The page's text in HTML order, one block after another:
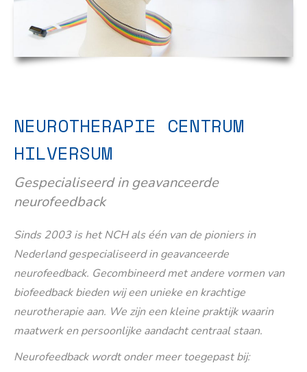
NEUROTHERAPIE CENTRUM
HILVERSUM
Gespecialiseerd in geavanceerde
neurofeedback
Sinds 2003 is het NCH als één van de pioniers in
Nederland gespecialiseerd in geavanceerde
neurofeedback. Gecombineerd met andere vormen van
biofeedback bieden wij een unieke en krachtige
neurotherapie aan. We zijn een kleine praktijk waarin
maatwerk en persoonlijke aandacht centraal staan.
Neurofeedback wordt onder meer toegepast bij: